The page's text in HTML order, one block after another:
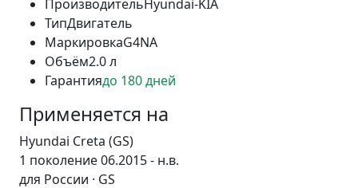
ПроизводительHyundai-KIA
ТипДвигатель
МаркировкаG4NA
Объём2.0 л
Гарантиядо 180 дней
Применяется на
Hyundai Creta (GS)
1 поколение 06.2015 - н.в.
для России · GS